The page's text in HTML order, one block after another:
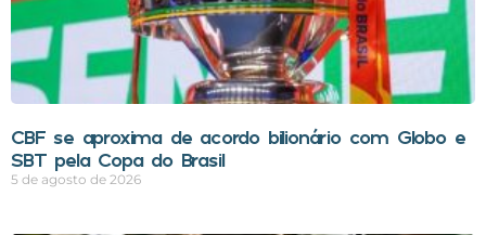
CBF se aproxima de acordo bilionário com Globo e
SBT pela Copa do Brasil
5 de agosto de 2026